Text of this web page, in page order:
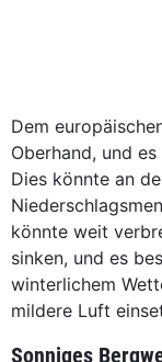
Dem
Oberhand, und
Dies könnte an
könnte weit
sinken, und es
winterlichem
mildere Luft
Sonniges